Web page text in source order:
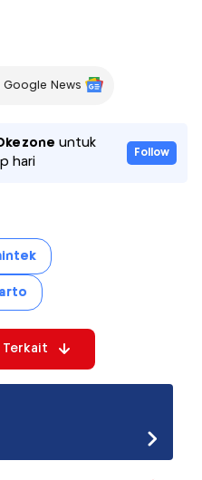
Google News
untuk
hari
Follow
Terkait